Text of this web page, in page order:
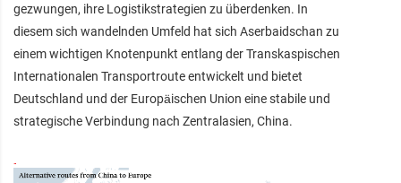
gezwungen, ihre Logistikstrategien zu überdenken. In
diesem sich wandelnden Umfeld hat sich Aserbaidschan zu
einem wichtigen Knotenpunkt entlang der Transkaspischen
Internationalen Transportroute entwickelt und bietet
Deutschland und der Europäischen Union eine stabile und
strategische Verbindung nach Zentralasien, China.